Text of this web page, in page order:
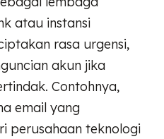
atau instansi
rasa urgensi,
akun jika
Contohnya,
email yang
perusahaan teknologi